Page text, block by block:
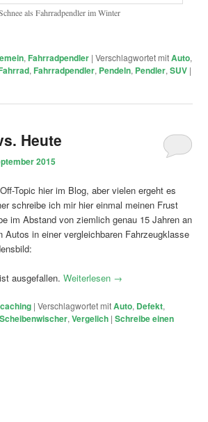
als Fahrradpendler im Winter
,Fahrradpendler |Verschlagwortet mitAuto,
,Fahrradpendler, Pendeln, Pendler,SUV |
Heute
2015
Topic hier im Blog, aber vielen ergeht es
schreibe ich mir hier einmal meinen Frust
im Abstand von ziemlich genau 15 Jahren an
Autos in einer vergleichbaren Fahrzeugklasse
ausgefallen.Weiterlesen →
|Verschlagwortet mitAuto, Defekt,
Scheibenwischer,Vergelich |Schreibe einen